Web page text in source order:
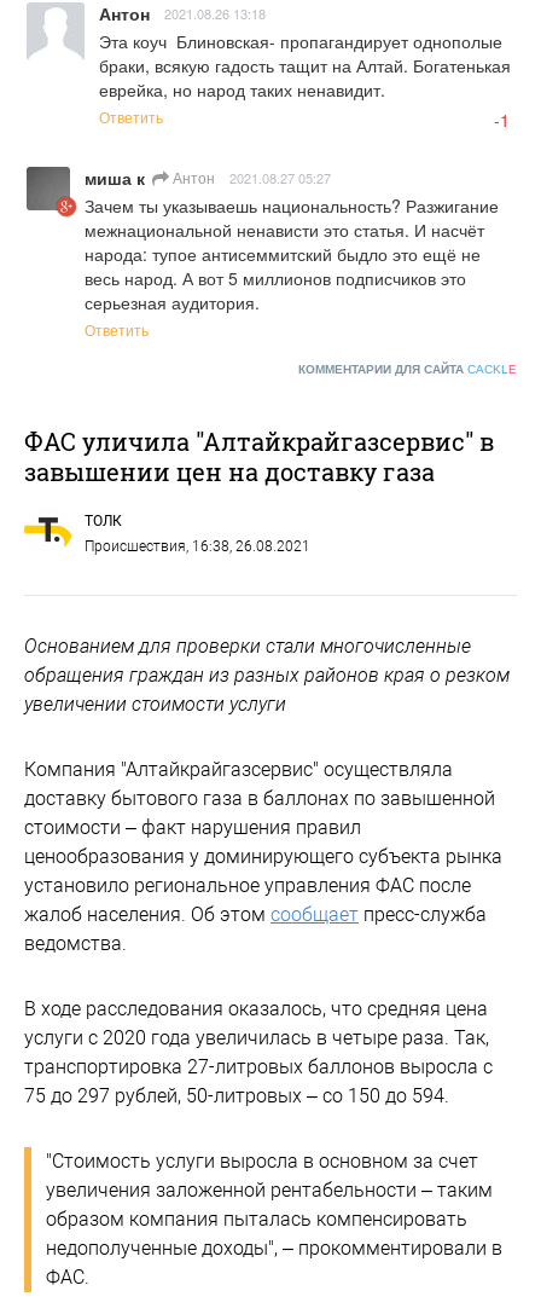
Антон 2021.08.26 13:18
Эта коуч  Блиновская- пропагандирует однополые
браки, всякую гадость тащит на Алтай. Богатенькая
еврейка, но народ таких ненавидит.
Ответить -1
миша к Антон 2021.08.27 05:27
Зачем ты указываешь национальность? Разжигание
межнациональной ненависти это статья. И насчёт
народа: тупое антисеммитский быдло это ещё не
весь народ. А вот 5 миллионов подписчиков это
серьезная аудитория.
Ответить
КОММЕНТАРИИ ДЛЯ САЙТА CACKL E
ФАС уличила "Алтайкрайгазсервис" в
завышении цен на доставку газа
ТОЛК
Происшествия , 16:38, 26.08.2021
Основанием для проверки стали многочисленные
обращения граждан из разных районов края о резком
увеличении стоимости услуги
Компания "Алтайкрайгазсервис" осуществляла
доставку бытового газа в баллонах по завышенной
стоимости – факт нарушения правил
ценообразования у доминирующего субъекта рынка
установило региональное управления ФАС после
жалоб населения. Об этом сообщает пресс-служба
ведомства.
В ходе расследования оказалось, что средняя цена
услуги с 2020 года увеличилась в четыре раза. Так,
транспортировка 27-литровых баллонов выросла с
75 до 297 рублей, 50-литровых – со 150 до 594.
"Стоимость услуги выросла в основном за счет
увеличения заложенной рентабельности – таким
образом компания пыталась компенсировать
недополученные доходы", – прокомментировали в
ФАС.